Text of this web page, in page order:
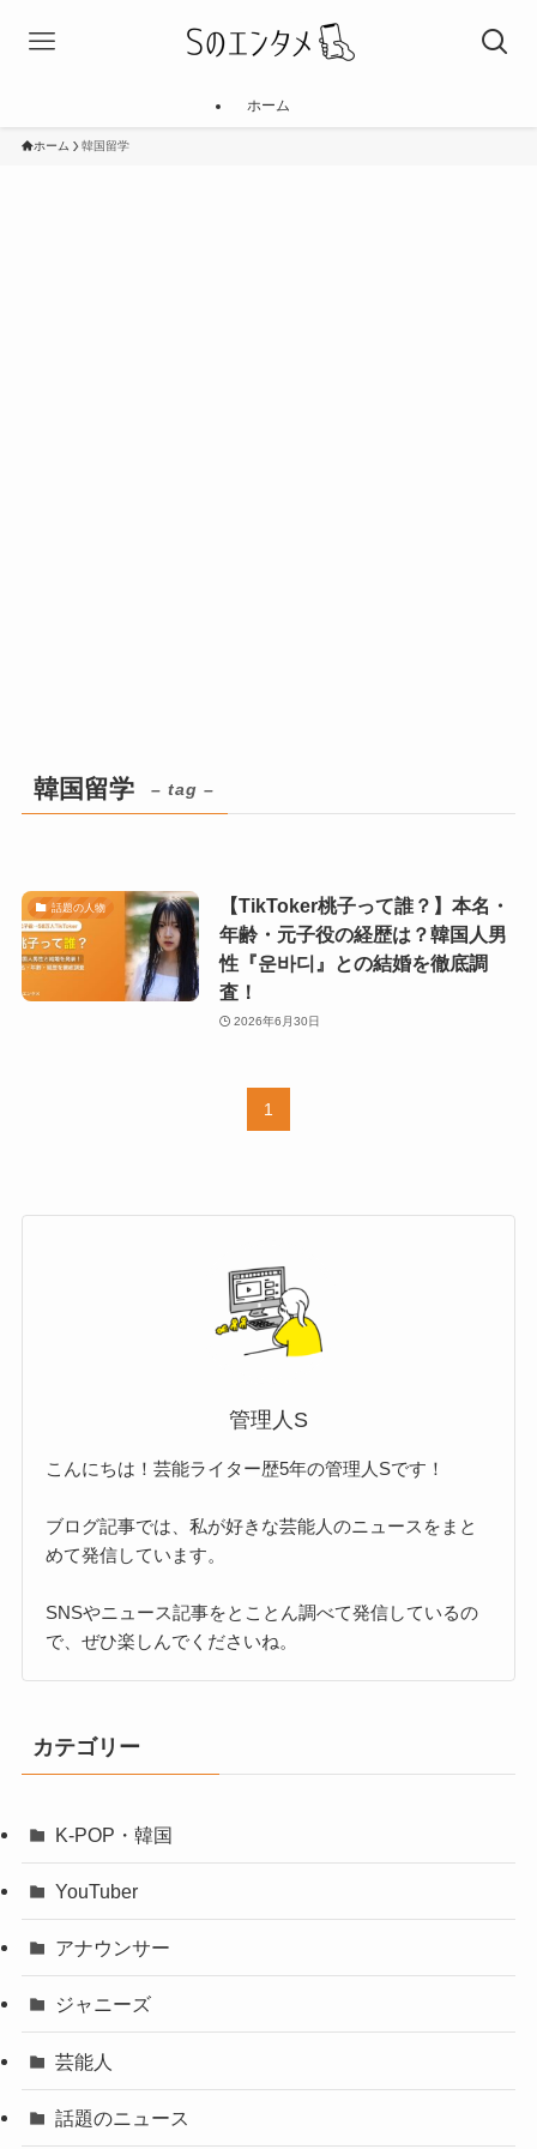
ホーム
ホーム 韓国留学
韓国留学 – tag –
話題の人物
【TikToker桃子って誰？】本名・
年齢・元子役の経歴は？韓国人男
性『운바디』との結婚を徹底調
査！
2026年6月30日
1
管理人S
こんにちは！芸能ライター歴5年の管理人Sです！
ブログ記事では、私が好きな芸能人のニュースをまと
めて発信しています。
SNSやニュース記事をとことん調べて発信しているの
で、ぜひ楽しんでくださいね。
カテゴリー
K-POP・韓国
YouTuber
アナウンサー
ジャニーズ
芸能人
話題のニュース